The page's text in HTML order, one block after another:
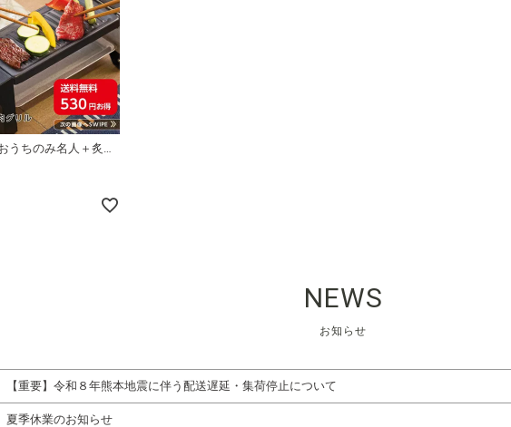
【セット】おうちのみ名人＋炙り網
NEWS
お知らせ
【重要】令和８年熊本地震に伴う配送遅延・集荷停止について
夏季休業のお知らせ